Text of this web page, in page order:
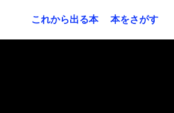
これから出る本 本をさがす